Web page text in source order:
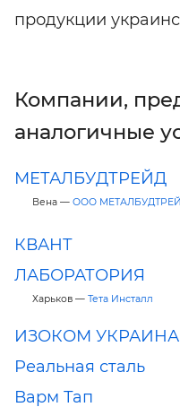
продукции
Компании,
аналогичные
МЕТАЛБУДТРЕЙД
Вена — ООО
КВАНТ
ЛАБОРАТОРИЯ
Харьков — Тета Инсталл
ИЗОКОМ УКРАИНА
Реальная сталь
Варм Тап